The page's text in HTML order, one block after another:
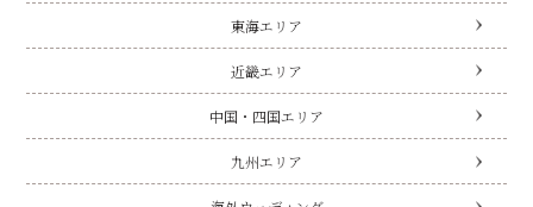
東海エリア
近畿エリア
中国・四国エリア
九州エリア